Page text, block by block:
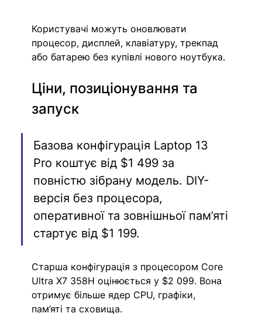
Користувачі можуть оновлювати
процесор, дисплей, клавіатуру, трекпад
або батарею без купівлі нового ноутбука.
Ціни, позиціонування та
запуск
Базова конфігурація Laptop 13
Pro коштує від $1 499 за
повністю зібрану модель. DIY-
версія без процесора,
оперативної та зовнішньої пам’яті
стартує від $1 199.
Старша конфігурація з процесором Core
Ultra X7 358H оцінюється у $2 099. Вона
отримує більше ядер CPU, графіки,
пам’яті та сховища.